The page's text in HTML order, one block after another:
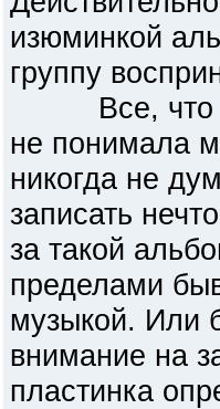
изюминкой
группу
Все, что я
не понимала
никогда не
записать
за такой
пределами
музыкой. Или
внимание на
пластинка